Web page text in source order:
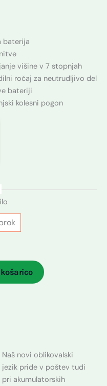
baterija
višine v 7 stopnjah
ročaj za neutrudljivo del
bateriji
kolesni pogon
Naš novi oblikovalski
jezik pride v poštev tudi
pri akumulatorskih